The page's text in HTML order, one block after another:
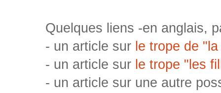
Quelques liens -en anglais,
- un article sur le trope de
- un article sur le trope "les
- un article sur une autre